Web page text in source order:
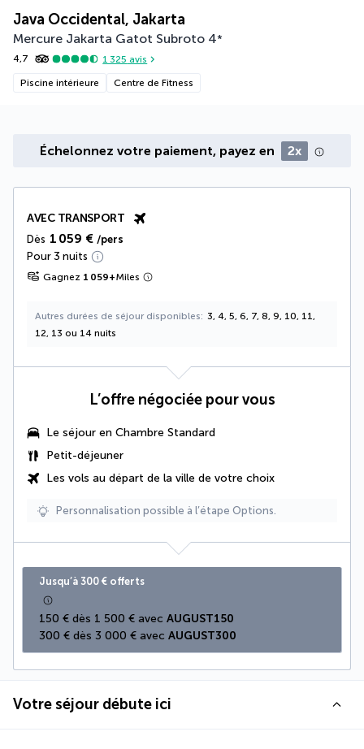
Java Occidental, Jakarta
Mercure Jakarta Gatot Subroto 4*
4,7 1 325 avis
Piscine intérieure Centre de Fitness
Échelonnez votre paiement, payez en 2x
AVEC TRANSPORT
Dès 1 059 € /pers
Pour 3 nuits
Gagnez 1 059+Miles
Autres durées de séjour disponibles
3, 4, 5, 6, 7, 8, 9, 10, 11,
12, 13 ou 14 nuits
L’offre négociée pour vous
Le séjour en Chambre Standard
Petit-déjeuner
Les vols au départ de la ville de votre choix
Personnalisation possible à l’étape Options.
Jusqu’à 300 € offerts
150 € dès 1 500 € avec AUGUST150
300 € dès 3 000 € avec AUGUST300
Votre séjour débute ici